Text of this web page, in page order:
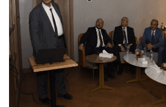
الدراسات العليا
الخريجين
الموظفون